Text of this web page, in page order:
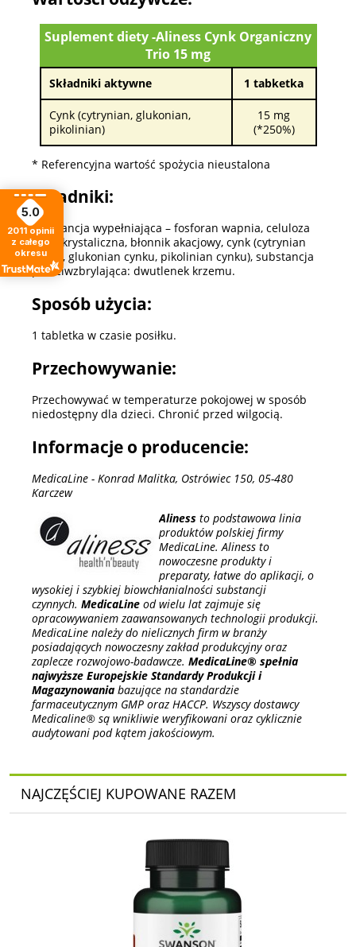
Suplement diety -Aliness Cynk Organiczny
Trio 15 mg
Składniki aktywne 1 tabketka
Cynk (cytrynian, glukonian,
pikolinian)
15 mg
(*250%)
* Referencyjna wartość spożycia nieustalona
Składniki:
substancja wypełniająca – fosforan wapnia, celuloza
mikrokrystaliczna, błonnik akacjowy, cynk (cytrynian
cynku, glukonian cynku, pikolinian cynku), substancja
przeciwzbrylająca: dwutlenek krzemu.
Sposób użycia:
1 tabletka w czasie posiłku.
Przechowywanie:
Przechowywać w temperaturze pokojowej w sposób
niedostępny dla dzieci. Chronić przed wilgocią.
Informacje o producencie:
MedicaLine - Konrad Malitka, Ostrówiec 150, 05-480
Karczew
Aliness to podstawowa linia
produktów polskiej firmy
MedicaLine. Aliness to
nowoczesne produkty i
preparaty, łatwe do aplikacji, o
wysokiej i szybkiej biowchłanialności substancji
czynnych. MedicaLine od wielu lat zajmuje się
opracowywaniem zaawansowanych technologii produkcji.
MedicaLine należy do nielicznych firm w branży
posiadających nowoczesny zakład produkcyjny oraz
zaplecze rozwojowo-badawcze. MedicaLine® spełnia
najwyższe Europejskie Standardy Produkcji i
Magazynowania bazujące na standardzie
farmaceutycznym GMP oraz HACCP. Wszyscy dostawcy
Medicaline® są wnikliwie weryfikowani oraz cyklicznie
audytowani pod kątem jakościowym.
NAJCZĘŚCIEJ KUPOWANE RAZEM
5.0
2011 opinii
z całego
okresu